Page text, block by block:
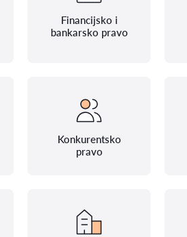
Financijsko i
bankarsko pravo
Konkurentsko
pravo